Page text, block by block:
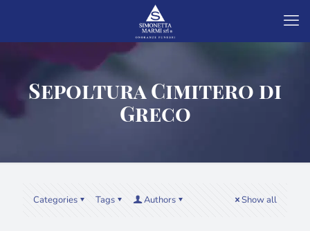
Sepoltura Cimitero di
Greco
Categories Tags Authors Show all